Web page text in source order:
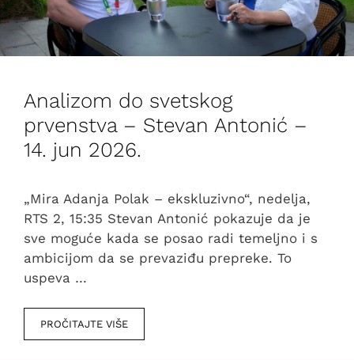
Analizom do svetskog
prvenstva – Stevan Antonić –
14. jun 2026.
„Mira Adanja Polak – ekskluzivno“, nedelja,
RTS 2, 15:35 Stevan Antonić pokazuje da je
sve moguće kada se posao radi temeljno i s
ambicijom da se prevaziđu prepreke. To
uspeva …
PROČITAJTE VIŠE